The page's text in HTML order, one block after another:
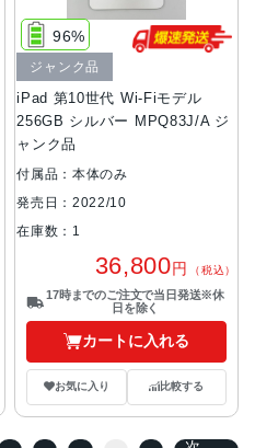
iPad 第10世代 Wi-Fiモデル
256GB シルバー MPQ83J/A ジ
ャンク品
96%
ジャンク品
付属品：本体のみ
発売日：2022/10
在庫数：1
36,800円 （税込）
17時までのご注文で当日発送※休
日を除く
カートに入れる
お気に入り 比較する